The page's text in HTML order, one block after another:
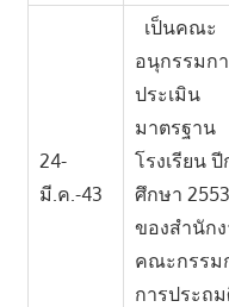
24-
มี.ค.-43
เป็นคณะ
อนุกรรมก
ประเมิน
มาตรฐาน
โรงเรียน ปี
ศึกษา 2553
ของสำนัก
คณะกรรม
การประถ